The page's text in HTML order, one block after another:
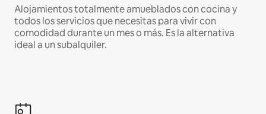
Alojamientos totalmente amueblados con cocina y
todos los servicios que necesitas para vivir con
comodidad durante un mes o más. Es la alternativa
ideal a un subalquiler.